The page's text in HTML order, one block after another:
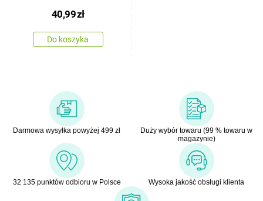
40,99zł
Do koszyka
Darmowa wysyłka powyżej 499 zł
Duży wybór towaru (99 % towaru w
magazynie)
32 135 punktów odbioru w Polsce Wysoka jakość obsługi klienta